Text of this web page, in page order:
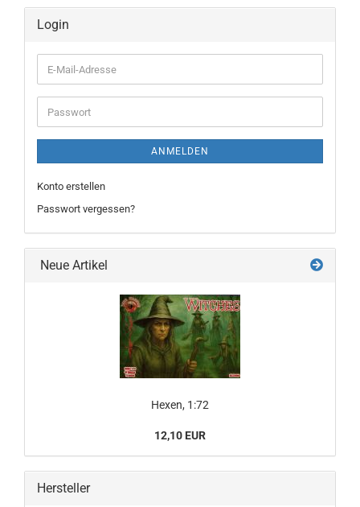
Login
E-
Mail-
Adresse
Passwort
ANMELDEN
Konto erstellen
Passwort vergessen?
Neue Artikel
Hexen, 1:72
12,10 EUR
Hersteller